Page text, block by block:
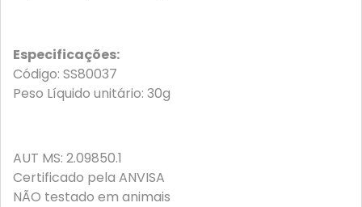
Especificações:
Código: SS80037
Peso Líquido unitário: 30g
AUT MS: 2.09850.1
Certificado pela ANVISA
NÃO testado em animais